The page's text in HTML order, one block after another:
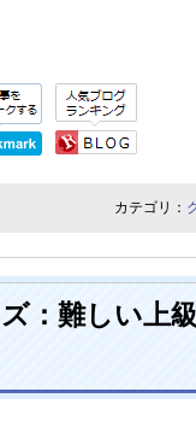
カテゴリ：
：難しい上